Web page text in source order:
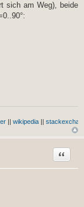
sich am Weg), beide
|| wikipedia ||
Zitat